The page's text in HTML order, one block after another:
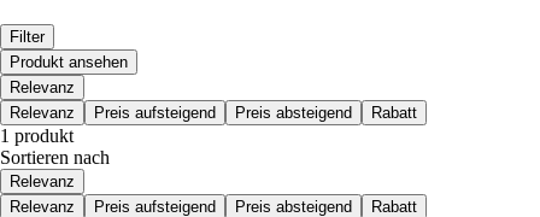
Filter
Produkt ansehen
Relevanz
Relevanz
Preis aufsteigend Preis absteigend Rabatt
1 produkt
Sortieren nach
Relevanz
Relevanz
Preis aufsteigend Preis absteigend Rabatt